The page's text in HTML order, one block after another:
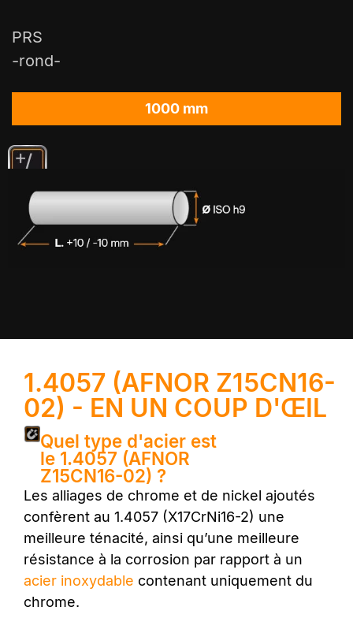
PRS
-rond-
1000 mm
1.4057 (AFNOR Z15CN16-
02) - EN UN COUP D'ŒIL
Quel type d'acier est
le 1.4057 (AFNOR
Z15CN16-02) ?
Les alliages de chrome et de nickel ajoutés
confèrent au 1.4057 (X17CrNi16-2) une
meilleure ténacité, ainsi qu’une meilleure
résistance à la corrosion par rapport à un
acier inoxydable contenant uniquement du
chrome.